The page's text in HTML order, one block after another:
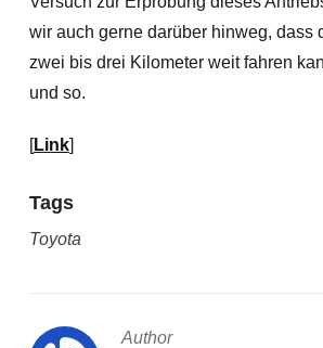
wir auch gerne darüber hinweg, dass
zwei bis drei Kilometer weit fahren
und so.
[Link]
Tags
Toyota
Author